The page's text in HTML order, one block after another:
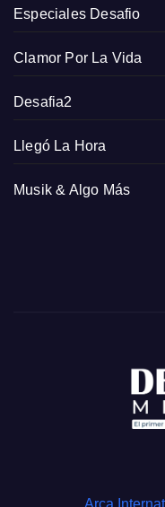
Especiales Desafio
Clamor Por La Vida
Desafia2
Llegó La Hora
Musik & Algo Más